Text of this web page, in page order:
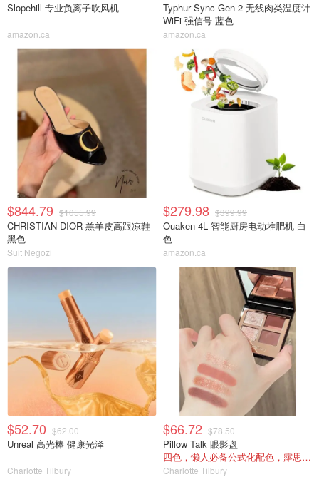
Slopehill 专业负离子吹风机
amazon.ca
Typhur Sync Gen 2 无线肉类温度计
WiFi 强信号 蓝色
amazon.ca
$844.79 $1055.99
CHRISTIAN DIOR 羔羊皮高跟凉鞋
黑色
Suit Negozi
$279.98 $399.99
Ouaken 4L 智能厨房电动堆肥机 白
色
amazon.ca
$52.70 $62.00
Unreal 高光棒 健康光泽
Charlotte Tilbury
$66.72 $78.50
Pillow Talk 眼影盘
四色，懒人必备公式化配色，露思超爱！
Charlotte Tilbury